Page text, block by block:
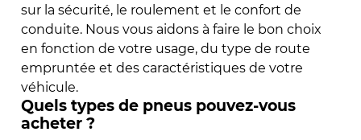
sur la sécurité, le roulement et le confort de
conduite. Nous vous aidons à faire le bon choix
en fonction de votre usage, du type de route
empruntée et des caractéristiques de votre
véhicule.
Quels types de pneus pouvez-vous
acheter ?